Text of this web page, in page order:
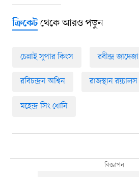
ক্রিকেটথেকে আরও পড়ুন
চেন্নাই সুপার কিংস রবীন্দ্র জাদেজা
রবিচন্দ্রন অশ্বিন রাজস্থান রয়্যালস
মহেন্দ্র সিং ধোনি